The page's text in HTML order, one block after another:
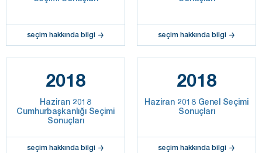
seçim hakkında bilgi seçim hakkında bilgi
2018
Haziran 2018
Cumhurbaşkanlığı Seçimi
Sonuçları
seçim hakkında bilgi
2018
Haziran 2018 Genel Seçimi
Sonuçları
seçim hakkında bilgi